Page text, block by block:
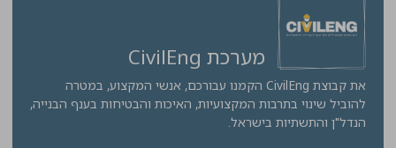
מערכת CivilEng
את קבוצת CivilEng הקמנו עבורכם, אנשי המקצוע, במטרה
להוביל שינוי בתרבות המקצועיות, האיכות והבטיחות בענף הבנייה,
הנדל"ן והתשתיות בישראל.